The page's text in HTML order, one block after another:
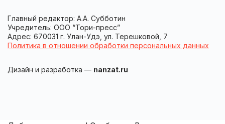
Главный редактор: А.А. Субботин
Учредитель: ООО “Тори-пресс”
Адрес: 670031 г. Улан-Удэ, ул. Терешковой, 7
Политика в отношении обработки персональных данных
Дизайн и разработка — nanzat.ru